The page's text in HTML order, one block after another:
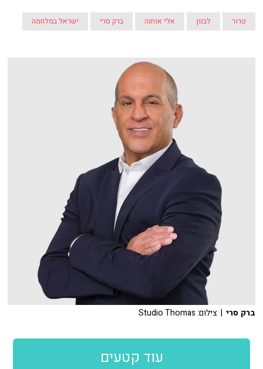
טרור לבנון אלי אוחנה ברק סרי ישראל במלחמה
ברק סרי | צילום: Studio Thomas
עוד קטעים